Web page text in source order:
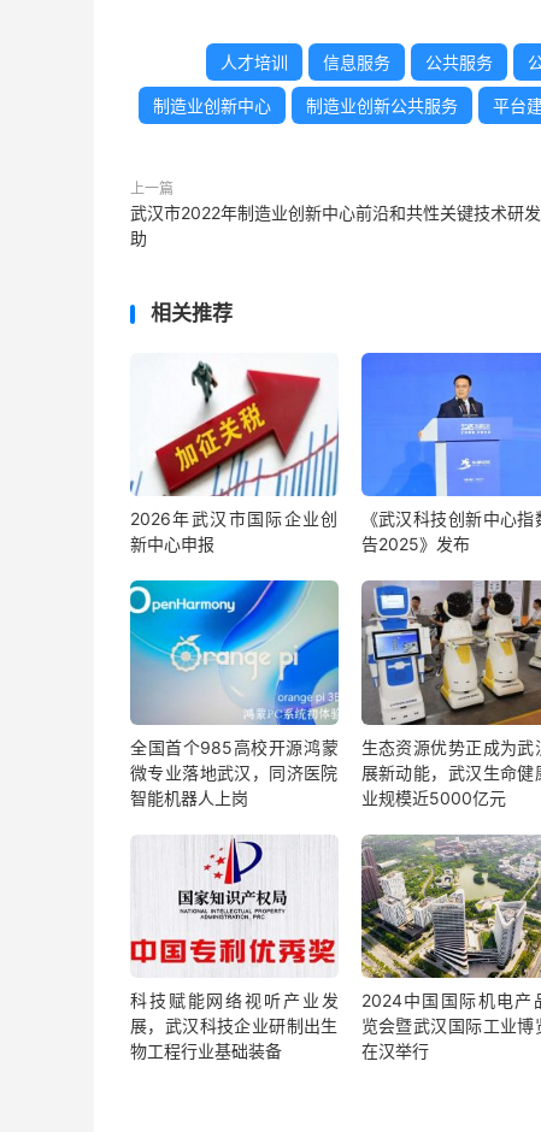
人才培训 信息服务 公共服务
制造业创新中心 制造业创新公共服务 平台
上一篇
武汉市2022年制造业创新中心前沿和共性关键技术研
助
相关推荐
2026年武汉市国际企业创
新中心申报
《武汉科技创新中心指
告2025》发布
全国首个985高校开源鸿蒙
微专业落地武汉，同济医院
智能机器人上岗
生态资源优势正成为武
展新动能，武汉生命健
业规模近5000亿元
科技赋能网络视听产业发
展，武汉科技企业研制出生
物工程行业基础装备
2024中国国际机电产
览会暨武汉国际工业博
在汉举行